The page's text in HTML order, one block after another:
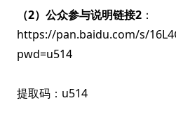
（2）公众参与说明链接2 ：
https://pan.baidu.com/s/
pwd=u514
提取码：u514